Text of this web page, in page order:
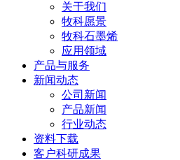
关于我们
牧科愿景
牧科石墨烯
应用领域
产品与服务
新闻动态
公司新闻
产品新闻
行业动态
资料下载
客户科研成果